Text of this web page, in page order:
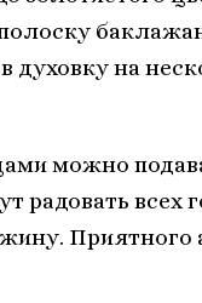
духовку на
можно
радовать всех
Приятного